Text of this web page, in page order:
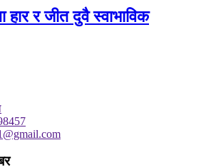
हार र जीत दुवै स्वाभाविक